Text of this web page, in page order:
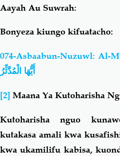
Aayah Au Suwrah:
Bonyeza kiungo kifuatacho:
074-Asbaabun-Nuzuwl: Al-
أَيُّهَا الْمُدَّثِّرُ
[2] Maana Ya Kutoharisha
Kutoharisha nguo
kutakasa amali kwa
kwa ukamilifu kabisa,